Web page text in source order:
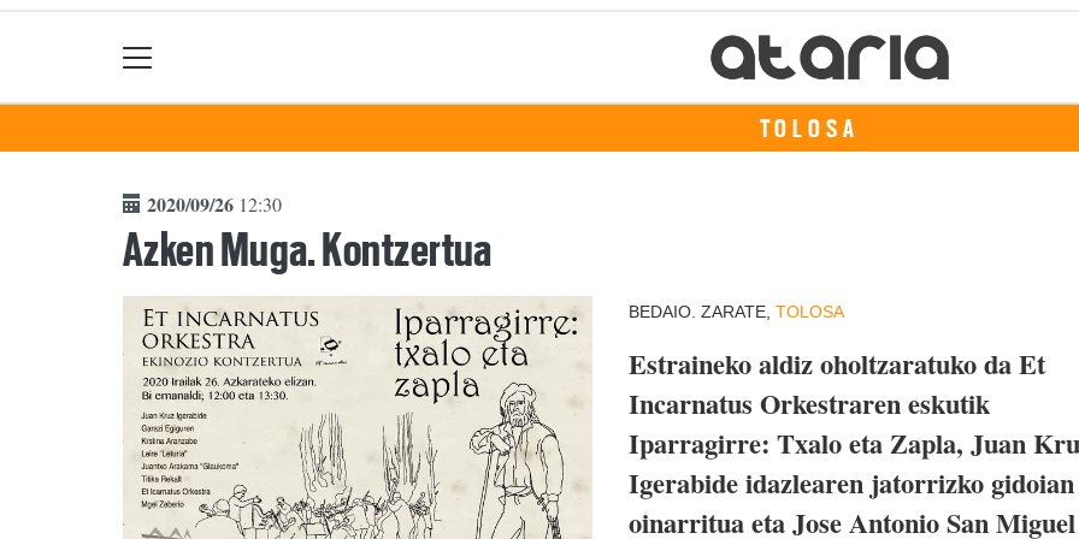
TOLOSA
2020/09/26 12:30
Azken Muga. Kontzertua
BEDAIO. ZARATE, TOLOSA
Estraineko aldiz oholtzaratuko da Et
Incarnatus Orkestraren eskutik
Iparragirre: Txalo eta Zapla, Juan
Igerabide idazlearen jatorrizko gidoian
oinarritua eta Jose Antonio San Miguel